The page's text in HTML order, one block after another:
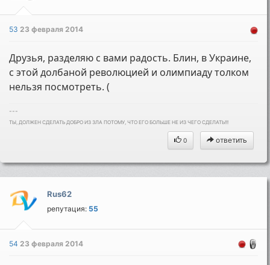
5323 февраля 2014
Друзья, разделяю с вами радость. Блин, в Украине,
с этой долбаной революцией и олимпиаду толком
нельзя посмотреть. (
---
ТЫ, ДОЛЖЕН СДЕЛАТЬ ДОБРО ИЗ ЗЛА ПОТОМУ, ЧТО ЕГО БОЛЬШЕ НЕ ИЗ ЧЕГО СДЕЛАТЬ!!!
0 ответить
Rus62
репутация: 55
5423 февраля 2014